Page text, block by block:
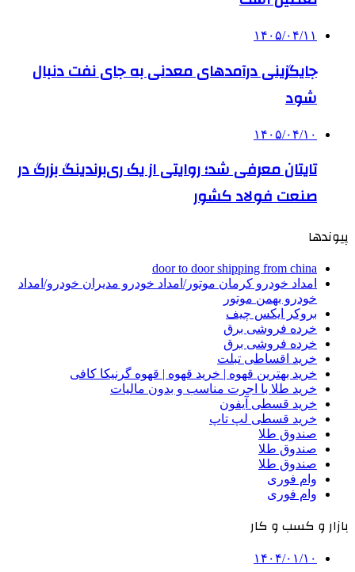
۱۴۰۵/۰۴/۱۱
جایگزینی درآمدهای معدنی به جای نفت دنبال
شود
۱۴۰۵/۰۴/۱۰
تایتان معرفی شد؛ روایتی از یک ری‌برندینگ بزرگ در
صنعت فولاد کشور
پیوندها
door to door shipping from china
امداد خودرو کرمان موتور/امداد خودرو مدیران خودرو/امداد
خودرو بهمن موتور
بروکر ایکس چیف
خرده فروشی برق
خرده فروشی برق
خرید اقساطی تبلت
خرید بهترین قهوه | خرید قهوه | قهوه گرنیکا کافی
خرید طلا با اجرت مناسب و بدون مالیات
خرید قسطی آیفون
خرید قسطی لپ تاپ
صندوق طلا
صندوق طلا
صندوق طلا
وام فوری
وام فوری
بازار و کسب و کار
۱۴۰۴/۰۱/۱۰